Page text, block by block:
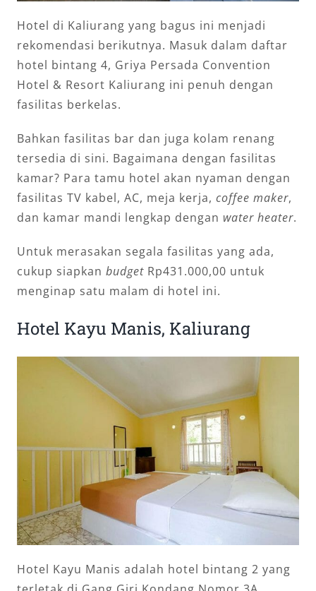
Hotel di Kaliurang yang bagus ini menjadi
rekomendasi berikutnya. Masuk dalam daftar
hotel bintang 4, Griya Persada Convention
Hotel & Resort Kaliurang ini penuh dengan
fasilitas berkelas.
Bahkan fasilitas bar dan juga kolam renang
tersedia di sini. Bagaimana dengan fasilitas
kamar? Para tamu hotel akan nyaman dengan
fasilitas TV kabel, AC, meja kerja, coffee maker,
dan kamar mandi lengkap dengan water heater.
Untuk merasakan segala fasilitas yang ada,
cukup siapkan budgetRp431.000,00 untuk
menginap satu malam di hotel ini.
Hotel Kayu Manis, Kaliurang
Hotel Kayu Manis adalah hotel bintang 2 yang